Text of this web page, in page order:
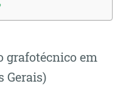
grafotécnico em
Gerais)